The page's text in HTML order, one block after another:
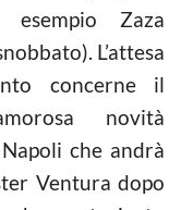
Zaza
L’attesa
concerne il
novità
che andrà
Ventura dopo